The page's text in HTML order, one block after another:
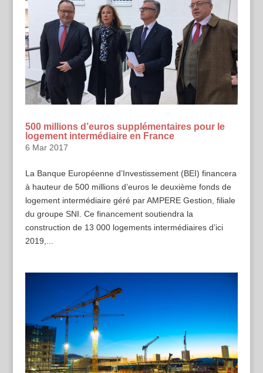
500 millions d’euros supplémentaires pour le
logement intermédiaire en France
6 Mar 2017
La Banque Européenne d’Investissement (BEI) financera
à hauteur de 500 millions d’euros le deuxième fonds de
logement intermédiaire géré par AMPERE Gestion, filiale
du groupe SNI. Ce financement soutiendra la
construction de 13 000 logements intermédiaires d’ici
2019,...